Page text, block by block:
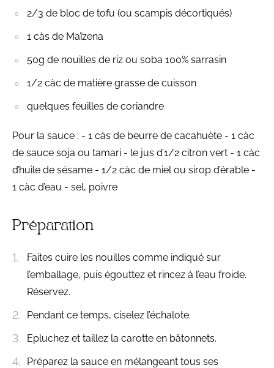
2/3 de bloc de tofu (ou scampis décortiqués)
1 càs de Maïzena
50g de nouilles de riz ou soba 100% sarrasin
1/2 càc de matière grasse de cuisson
quelques feuilles de coriandre
Pour la sauce : - 1 càs de beurre de cacahuète - 1 càc
de sauce soja ou tamari - le jus d’1/2 citron vert - 1 càc
d’huile de sésame - 1/2 càc de miel ou sirop d’érable -
1 càc d’eau - sel, poivre
Préparation
Faites cuire les nouilles comme indiqué sur
l’emballage, puis égouttez et rincez à l’eau froide.
Réservez.
Pendant ce temps, ciselez l’échalote.
Epluchez et taillez la carotte en bâtonnets.
Préparez la sauce en mélangeant tous ses